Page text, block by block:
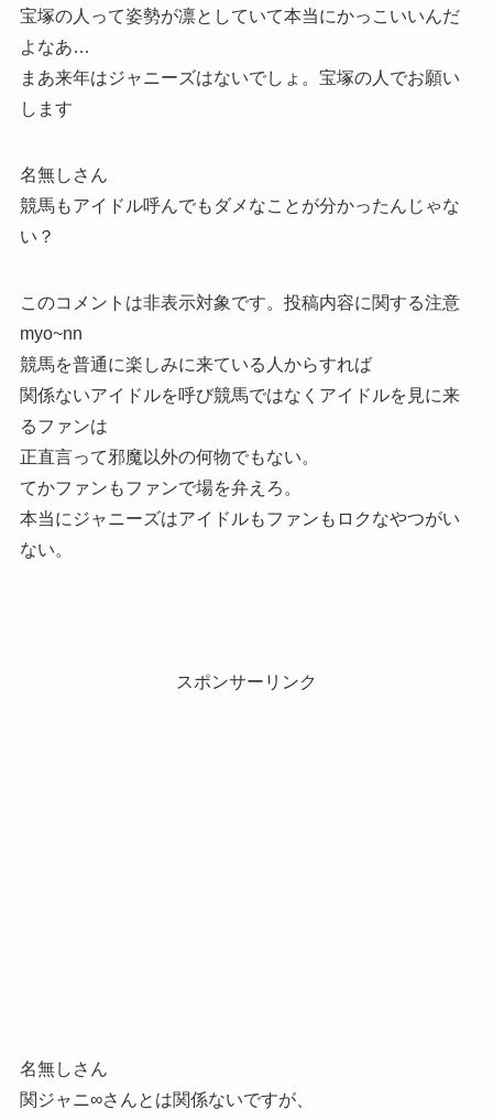
宝塚の人って姿勢が凛としていて本当にかっこいいんだ
よなあ…
まあ来年はジャニーズはないでしょ。宝塚の人でお願い
します
名無しさん
競馬もアイドル呼んでもダメなことが分かったんじゃな
い？
このコメントは非表示対象です。投稿内容に関する注意
myo~nn
競馬を普通に楽しみに来ている人からすれば
関係ないアイドルを呼び競馬ではなくアイドルを見に来
るファンは
正直言って邪魔以外の何物でもない。
てかファンもファンで場を弁えろ。
本当にジャニーズはアイドルもファンもロクなやつがい
ない。
スポンサーリンク
名無しさん
関ジャニ∞さんとは関係ないですが、